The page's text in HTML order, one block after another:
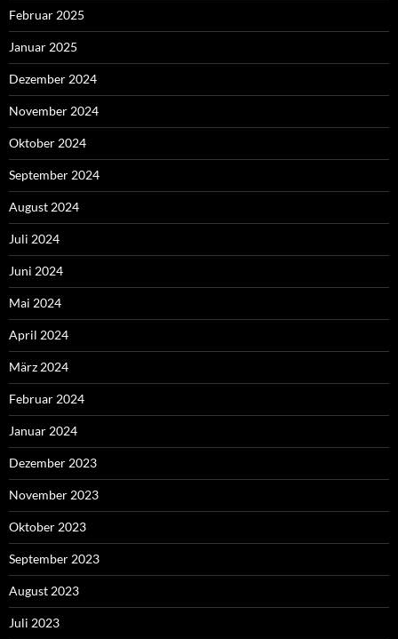
Februar 2025
Januar 2025
Dezember 2024
November 2024
Oktober 2024
September 2024
August 2024
Juli 2024
Juni 2024
Mai 2024
April 2024
März 2024
Februar 2024
Januar 2024
Dezember 2023
November 2023
Oktober 2023
September 2023
August 2023
Juli 2023